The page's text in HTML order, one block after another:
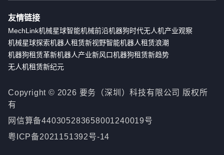
友情链接
MechLink机械星球智能机械前沿机器狗时代无人机产业观察
机械星球探索机器人租赁新视野智能机器人租赁浪潮
机器狗租赁革新机器人产业新风口机器狗租赁新趋势
无人机租赁新纪元
Copyright © 2026 要务（深圳）科技有限公司 版权所
有
网信算备440305283658001240019号
粤ICP备2021151392号-14